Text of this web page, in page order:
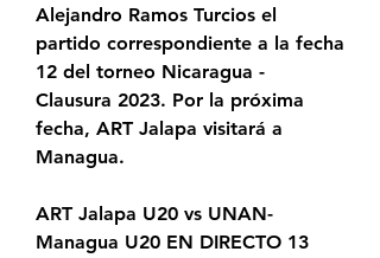
Alejandro Ramos Turcios el
partido correspondiente a la fecha
12 del torneo Nicaragua -
Clausura 2023. Por la próxima
fecha, ART Jalapa visitará a
Managua.
ART Jalapa U20 vs UNAN-
Managua U20 EN DIRECTO 13